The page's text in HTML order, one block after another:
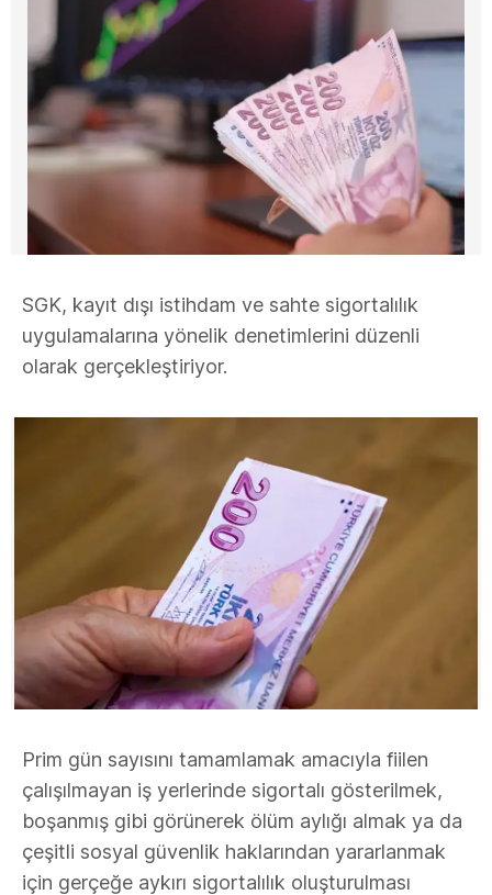
SGK, kayıt dışı istihdam ve sahte sigortalılık
uygulamalarına yönelik denetimlerini düzenli
olarak gerçekleştiriyor.
Prim gün sayısını tamamlamak amacıyla fiilen
çalışılmayan iş yerlerinde sigortalı gösterilmek,
boşanmış gibi görünerek ölüm aylığı almak ya da
çeşitli sosyal güvenlik haklarından yararlanmak
için gerçeğe aykırı sigortalılık oluşturulması